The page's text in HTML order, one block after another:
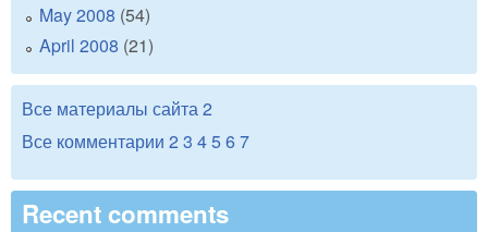
May 2008 (54)
April 2008 (21)
Все материалы сайта 2
Все комментарии 2 3 4567
Recent comments